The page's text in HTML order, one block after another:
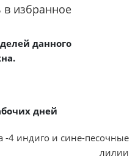
в избранное
данного
дней
-4 индиго и сине-песочные
лилии